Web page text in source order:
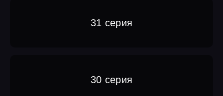
31 серия
30 серия